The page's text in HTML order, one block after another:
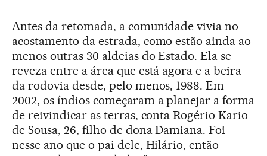
Antes da retomada, a comunidade vivia no
acostamento da estrada, como estão ainda ao
menos outras 30 aldeias do Estado. Ela se
reveza entre a área que está agora e a beira
da rodovia desde, pelo menos, 1988. Em
2002, os índios começaram a planejar a forma
de reivindicar as terras, conta Rogério Kario
de Sousa, 26, filho de dona Damiana. Foi
nesse ano que o pai dele, Hilário, então